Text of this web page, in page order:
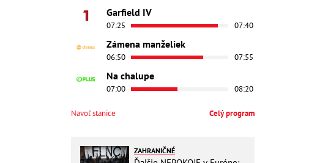
Garfield IV
07:25 07:40
Zámena manželiek
06:50 07:55
Na chalupe
07:00 08:20
Navoľ stanice Celý program
ZAHRANIČNÉ